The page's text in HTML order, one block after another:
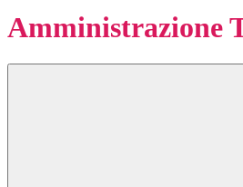
Amministrazione